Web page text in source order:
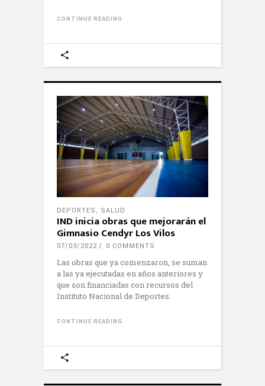
CONTINUE READING
DEPORTES , SALUD
IND inicia obras que mejorarán el
Gimnasio Cendyr Los Vilos
07/03/2022 0 COMMENTS
Las obras que ya comenzaron, se suman
a las ya ejecutadas en años anteriores y
que son financiadas con recursos del
Instituto Nacional de Deportes.
CONTINUE READING